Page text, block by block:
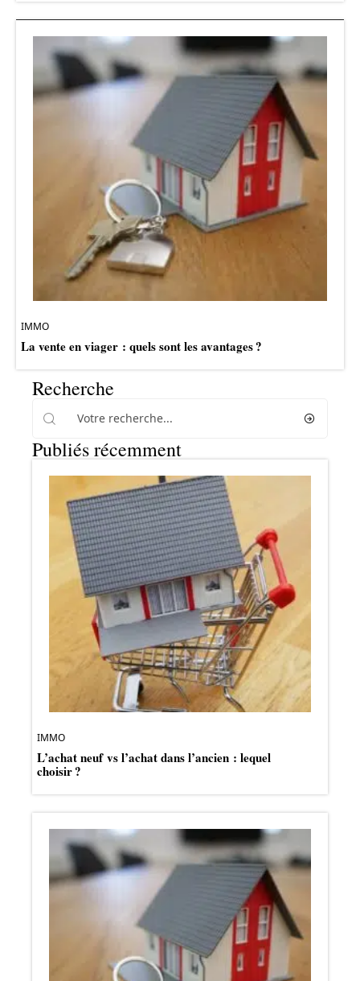
IMMO
La vente en viager : quels sont les avantages ?
Recherche
Publiés récemment
IMMO
L’achat neuf vs l’achat dans l’ancien : lequel
choisir ?